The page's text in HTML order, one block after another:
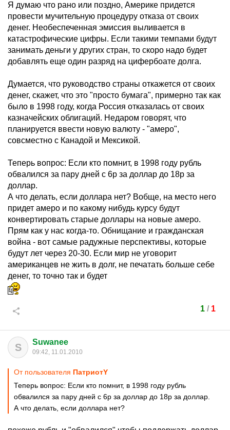
Я думаю что рано или поздно, Америке придется
провести мучительную процедуру отказа от своих
денег. Необеспеченная эмиссия выливается в
катастрофические цифры. Если такими темпами будут
занимать деньги у других стран, то скоро надо будет
добавлять еще один разряд на цифербоате долга.
Думается, что руководство страны откажется от своих
денег, скажет, что это "просто бумага", примерно так как
было в 1998 году, когда Россия отказалась от своих
казначейских облигаций. Недаром говорят, что
планируется ввести новую валюту - "амеро",
совсместно с Канадой и Мексикой.
Теперь вопрос: Если кто помнит, в 1998 году рубль
обвалился за пару дней с 6р за доллар до 18р за
доллар.
А что делать, если доллара нет? Вобще, на место него
придет амеро и по какому нибудь курсу будут
конвертировать старые доллары на новые амеро.
Прям как у нас когда-то. Обнищание и гражданская
война - вот самые радужные перспективы, которые
будут лет через 20-30. Если мир не уговорит
американцев не жить в долг, не печатать больше себе
денег, то точно так и будет
1/ 1
S Suwanee
09:42, 11.01.2010
От пользователя ПатриотY
Теперь вопрос: Если кто помнит, в 1998 году рубль
обвалился за пару дней с 6р за доллар до 18р за доллар.
А что делать, если доллара нет?